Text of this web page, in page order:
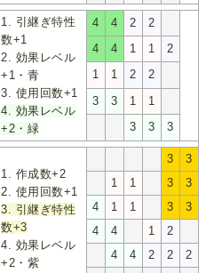
1. 引継ぎ特性
数+1
2. 効果レベル
+1・青
3. 使用回数+1
4. 効果レベル
+2・緑
4 4 2
2
4
4 1 1
2
1
1 2
2
3
3 1
1
3
3 3
1. 作成数+2
2. 使用回数+1
3. 引継ぎ特性
数+3
4. 効果レベル
+2・紫
3
3
1
1 3
3
4
1 1 3
3
4
4 1
2
4
4 2 2 2